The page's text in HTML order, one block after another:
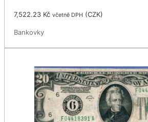
7,522.23 Kč včetně DPH (CZK)
Bankovky